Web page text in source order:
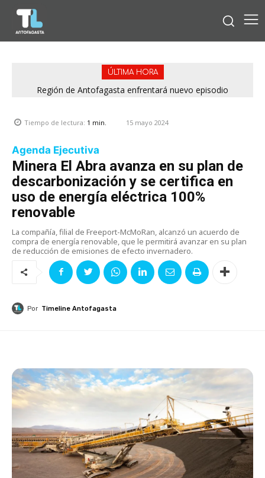
ÚLTIMA HORA
Región de Antofagasta enfrentará nuevo episodio
Tiempo de lectura: 1 min. 15 mayo 2024
Agenda Ejecutiva
Minera El Abra avanza en su plan de
descarbonización y se certifica en
uso de energía eléctrica 100%
renovable
La compañía, filial de Freeport-McMoRan, alcanzó un acuerdo de
compra de energía renovable, que le permitirá avanzar en su plan
de reducción de emisiones de efecto invernadero.
Por Timeline Antofagasta